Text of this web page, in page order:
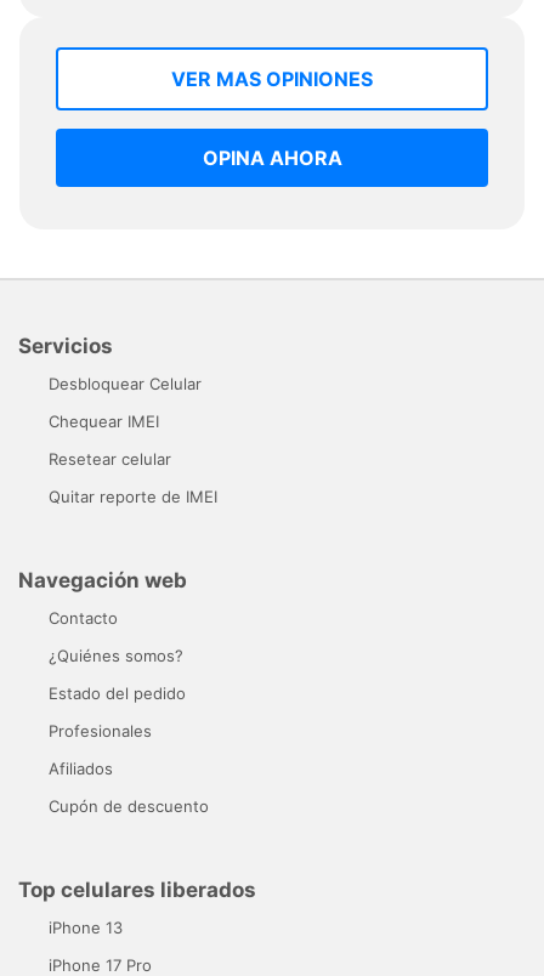
VER MAS OPINIONES
OPINA AHORA
Servicios
Desbloquear Celular
Chequear IMEI
Resetear celular
Quitar reporte de IMEI
Navegación web
Contacto
¿Quiénes somos?
Estado del pedido
Profesionales
Afiliados
Cupón de descuento
Top celulares liberados
iPhone 13
iPhone 17 Pro